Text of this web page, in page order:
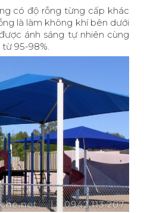
có độ rỗng từng cấp khác
là làm không khí bên dưới
ánh sáng tự nhiên cùng
95-98%.